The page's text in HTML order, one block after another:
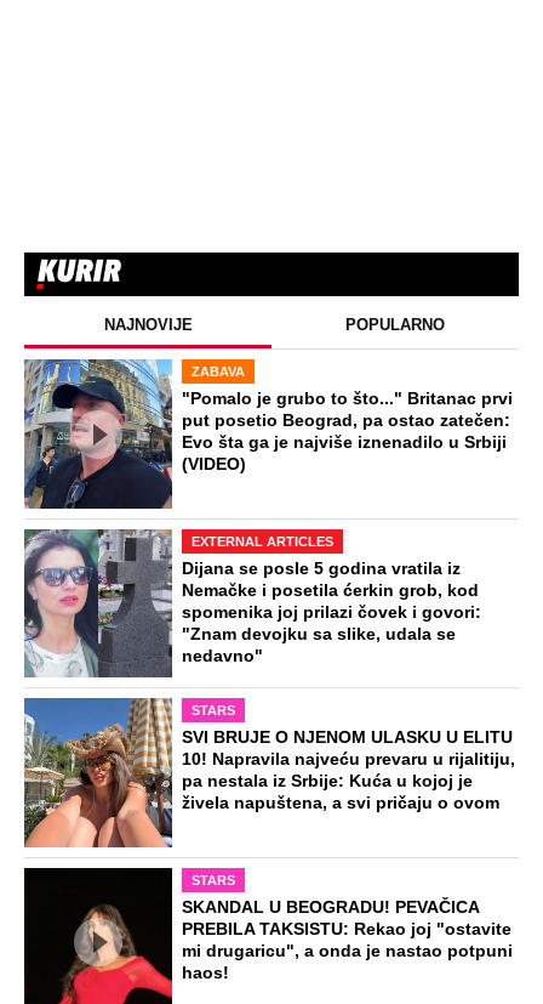
Ko su momci sa snimka svadbe o kom
bruji Srbija? Razgovarali smo sa
rokerima koji su ludovali uz Mitra
Mirića!
Top 8 pesama koje je Ceca "ukrala"
pevačicama: Nisu znale da prepoznaju
hit, kukala i Karleuša i umešala Arkana